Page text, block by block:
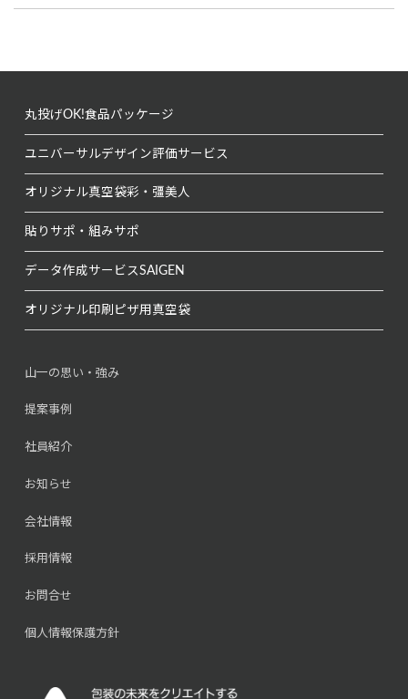
丸投げOK!食品パッケージ
ユニバーサルデザイン評価サービス
オリジナル真空袋彩・彊美人
貼りサポ・組みサポ
データ作成サービスSAIGEN
オリジナル印刷 ピザ用真空袋
山一の思い・強み
提案事例
社員紹介
お知らせ
会社情報
採用情報
お問合せ
個人情報保護方針